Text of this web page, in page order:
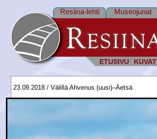
ETUSIVU KUVAT
Resiina-lehti Museojunat
23.09.2018 / Välillä Ahvenus (uusi)–Äetsä